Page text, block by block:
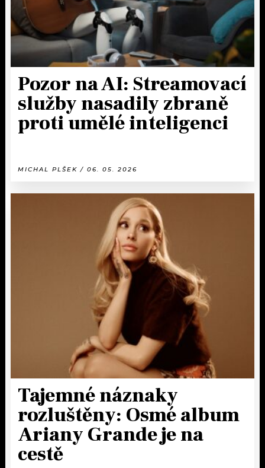
Pozor na AI: Streamovací
služby nasadily zbraně
proti umělé inteligenci
MICHAL PLŠEK / 06. 05. 2026
Tajemné náznaky
rozluštěny: Osmé album
Ariany Grande je na
cestě